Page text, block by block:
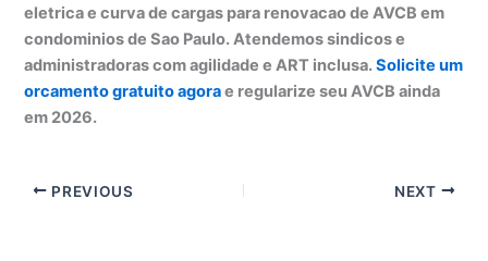
eletrica e curva de cargas para renovacao de AVCB em
condominios de Sao Paulo. Atendemos sindicos e
administradoras com agilidade e ART inclusa.Solicite um
orcamento gratuito agorae regularize seu AVCB ainda
em 2026.
PREVIOUS NEXT